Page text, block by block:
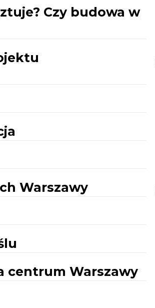
Czy budowa w
Warszawy
centrum Warszawy